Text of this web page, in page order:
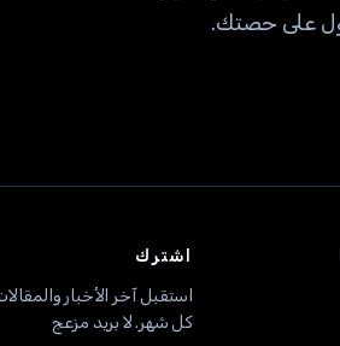
على حصتك.
اشترك
استقبل آخر الأخبار
كل شهر. لا بريد مزعج